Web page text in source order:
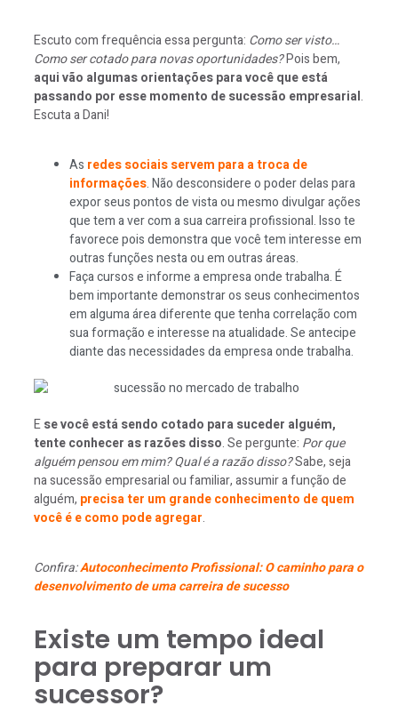
Escuto com frequência essa pergunta: Como ser visto…
Como ser cotado para novas oportunidades?Pois bem,
aqui vão algumas orientações para você que está
passando por esse momento de sucessão empresarial.
Escuta a Dani!
As redes sociais servem para a troca de
informações. Não desconsidere o poder delas para
expor seus pontos de vista ou mesmo divulgar ações
que tem a ver com a sua carreira profissional. Isso te
favorece pois demonstra que você tem interesse em
outras funções nesta ou em outras áreas.
Faça cursos e informe a empresa onde trabalha. É
bem importante demonstrar os seus conhecimentos
em alguma área diferente que tenha correlação com
sua formação e interesse na atualidade. Se antecipe
diante das necessidades da empresa onde trabalha.
Ese você está sendo cotado para suceder alguém,
tente conhecer as razões disso. Se pergunte: Por que
alguém pensou em mim? Qual é a razão disso?Sabe, seja
na sucessão empresarial ou familiar, assumir a função de
alguém, precisa ter um grande conhecimento de quem
você é e como pode agregar.
Confira:Autoconhecimento Profissional: O caminho para o
desenvolvimento de uma carreira de sucesso
Existe um tempo ideal
para preparar um
sucessor?